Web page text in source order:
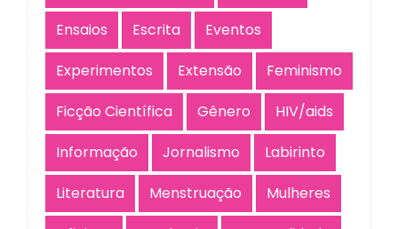
Ensaios
Escrita
Eventos
Experimentos
Extensão
Feminismo
Ficção Científica
Gênero
HIV/aids
Informação
Jornalismo
Labirinto
Literatura
Menstruação
Mulheres